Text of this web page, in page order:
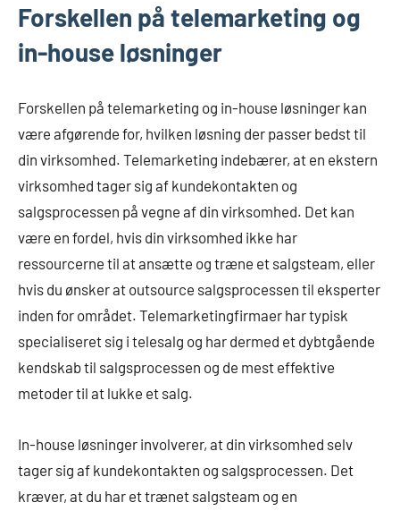
Forskellen på telemarketing og
in-house løsninger
Forskellen på telemarketing og in-house løsninger kan
være afgørende for, hvilken løsning der passer bedst til
din virksomhed. Telemarketing indebærer, at en ekstern
virksomhed tager sig af kundekontakten og
salgsprocessen på vegne af din virksomhed. Det kan
være en fordel, hvis din virksomhed ikke har
ressourcerne til at ansætte og træne et salgsteam, eller
hvis du ønsker at outsource salgsprocessen til eksperter
inden for området. Telemarketingfirmaer har typisk
specialiseret sig i telesalg og har dermed et dybtgående
kendskab til salgsprocessen og de mest effektive
metoder til at lukke et salg.
In-house løsninger involverer, at din virksomhed selv
tager sig af kundekontakten og salgsprocessen. Det
kræver, at du har et trænet salgsteam og en